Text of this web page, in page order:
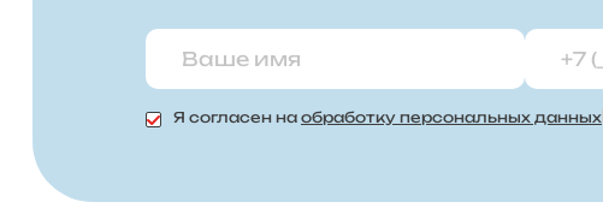
Я согласен на обработку персональных данных